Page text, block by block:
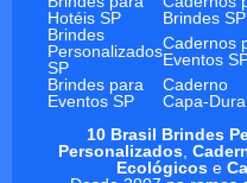
Hotéis SP
Brindes SP
Brindes
Personalizados
SP
Cadernos
Eventos
Brindes para
Eventos SP
Caderno
Capa-
10 Brasil Brindes
Personalizados,
Ecológicos e